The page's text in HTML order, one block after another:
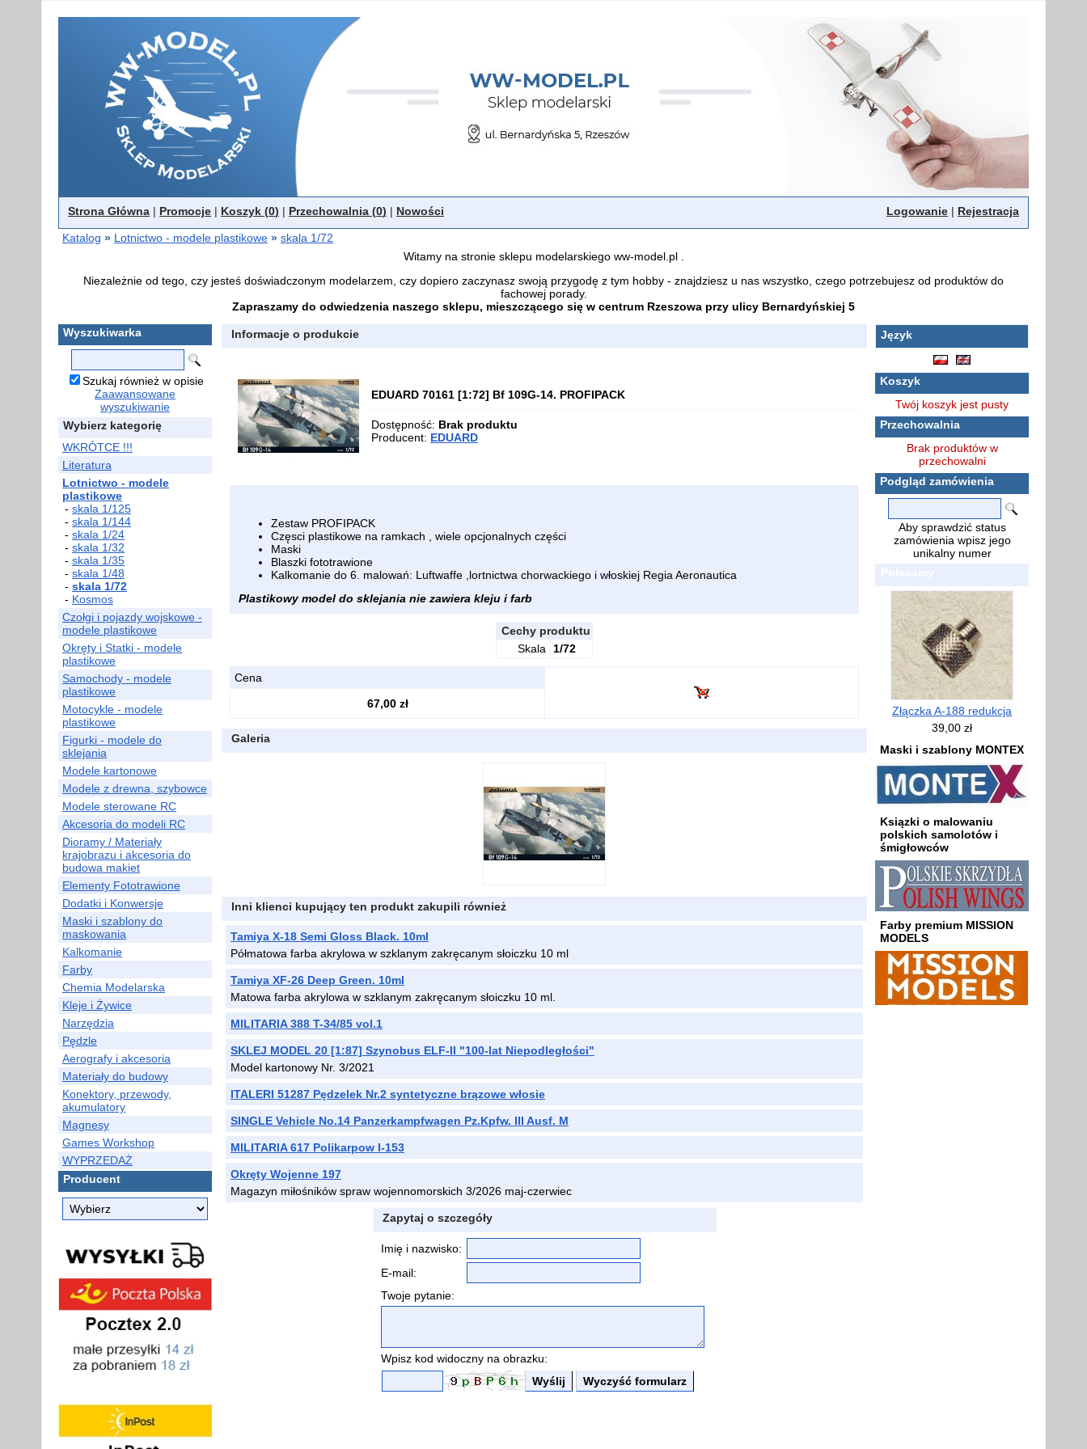
Strona Główna | Promocje | Koszyk (0) | Przechowalnia (0) | Nowości Logowanie | Rejestracja
Katalog » Lotnictwo - modele plastikowe » skala 1/72
Witamy na stronie sklepu modelarskiego ww-model.pl .
Niezależnie od tego, czy jesteś doświadczonym modelarzem, czy dopiero zaczynasz swoją przygodę z tym hobby - znajdziesz u nas wszystko, czego potrzebujesz od produktów do
fachowej porady.
Zapraszamy do odwiedzenia naszego sklepu, mieszczącego się w centrum Rzeszowa przy ulicy Bernardyńskiej 5
Wyszukiwarka
Szukaj również w opisie
Zaawansowane
wyszukiwanie
Wybierz kategorię
WKRÓTCE !!!
Literatura
Lotnictwo - modele
plastikowe
- skala 1/125
- skala 1/144
- skala 1/24
- skala 1/32
- skala 1/35
- skala 1/48
- skala 1/72
- Kosmos
Czołgi i pojazdy wojskowe -
modele plastikowe
Okręty i Statki - modele
plastikowe
Samochody - modele
plastikowe
Motocykle - modele
plastikowe
Figurki - modele do
sklejania
Modele kartonowe
Modele z drewna, szybowce
Modele sterowane RC
Akcesoria do modeli RC
Dioramy / Materiały
krajobrazu i akcesoria do
budowa makiet
Elementy Fototrawione
Dodatki i Konwersje
Maski i szablony do
maskowania
Kalkomanie
Farby
Chemia Modelarska
Kleje i Żywice
Narzędzia
Pędzle
Aerografy i akcesoria
Materiały do budowy
Konektory, przewody,
akumulatory
Magnesy
Games Workshop
WYPRZEDAŻ
Producent
Informacje o produkcie
EDUARD 70161 [1:72] Bf 109G-14. PROFIPACK
Dostępność: Brak produktu
Producent: EDUARD
Zestaw PROFIPACK
Częsci plastikowe na ramkach , wiele opcjonalnych części
Maski
Blaszki fototrawione
Kalkomanie do 6. malowań: Luftwaffe ,lortnictwa chorwackiego i włoskiej Regia Aeronautica
Plastikowy model do sklejania nie zawiera kleju i farb
Cechy produktu
Skala
1/72
Cena
67,00 zł
Galeria
Inni klienci kupujący ten produkt zakupili również
Tamiya X-18 Semi Gloss Black. 10ml
Półmatowa farba akrylowa w szklanym zakręcanym słoiczku 10 ml
Tamiya XF-26 Deep Green. 10ml
Matowa farba akrylowa w szklanym zakręcanym słoiczku 10 ml.
MILITARIA 388 T-34/85 vol.1
SKLEJ MODEL 20 [1:87] Szynobus ELF-II "100-lat Niepodległości"
Model kartonowy Nr. 3/2021
ITALERI 51287 Pędzelek Nr.2 syntetyczne brązowe włosie
SINGLE Vehicle No.14 Panzerkampfwagen Pz.Kpfw. III Ausf. M
MILITARIA 617 Polikarpow I-153
Okręty Wojenne 197
Magazyn miłośników spraw wojennomorskich 3/2026 maj-czerwiec
Zapytaj o szczegóły
Imię i nazwisko:
E-mail:
Twoje pytanie:
Wpisz kod widoczny na obrazku:
Język
Koszyk
Twój koszyk jest pusty
Przechowalnia
Brak produktów w
przechowalni
Podgląd zamówienia
Aby sprawdzić status
zamówienia wpisz jego
unikalny numer
Złączka A-188 redukcja
39,00 zł
Maski i szablony MONTEX
Ksiązki o malowaniu
polskich samolotów i
śmigłowców
Farby premium MISSION
MODELS